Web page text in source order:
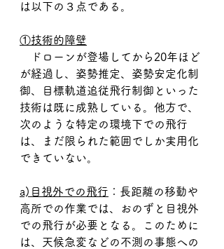
は以下の３点である。
①技術的障壁
ドローンが登場してから20年ほど
が経過し、姿勢推定、姿勢安定化制
御、目標軌道追従飛行制御といった
技術は既に成熟している。他方で、
次のような特定の環境下での飛行
は、まだ限られた範囲でしか実用化
できていない。
a)目視外での飛行 ：長距離の移動や
高所での作業では、おのずと目視外
での飛行が必要となる。このために
は、天候急変などの不測の事態への